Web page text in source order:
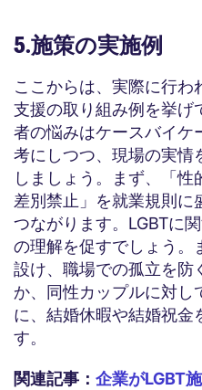
5.施策の実施例
ここからは、実際に行わ
支援の取り組み例を挙げ
者の悩みはケースバイケ
考にしつつ、現場の実情
しましょう。まず、「
差別禁止」を就業規則に
つながります。LGBTに
の理解を促すでしょう。
設け、職場での孤立を防
か、同性カップルに対し
に、結婚休暇や結婚祝金
す。
関連記事： 企業がLGBT